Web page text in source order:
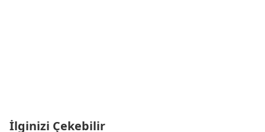
İlginizi Çekebilir